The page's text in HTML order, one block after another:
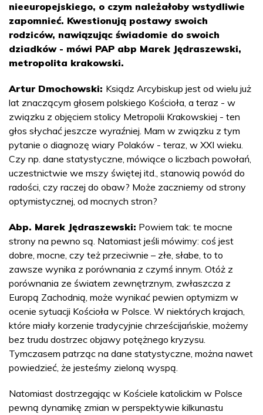
nieeuropejskiego, o czym należałoby wstydliwie
zapomnieć. Kwestionują postawy swoich
rodziców, nawiązując świadomie do swoich
dziadków - mówi PAP abp Marek Jędraszewski,
metropolita krakowski.
Artur Dmochowski: Ksiądz Arcybiskup jest od wielu już
lat znaczącym głosem polskiego Kościoła, a teraz - w
związku z objęciem stolicy Metropolii Krakowskiej - ten
głos słychać jeszcze wyraźniej. Mam w związku z tym
pytanie o diagnozę wiary Polaków - teraz, w XXI wieku.
Czy np. dane statystyczne, mówiące o liczbach powołań,
uczestnictwie we mszy świętej itd., stanowią powód do
radości, czy raczej do obaw? Może zaczniemy od strony
optymistycznej, od mocnych stron?
Abp. Marek Jędraszewski: Powiem tak: te mocne
strony na pewno są. Natomiast jeśli mówimy: coś jest
dobre, mocne, czy też przeciwnie – złe, słabe, to to
zawsze wynika z porównania z czymś innym. Otóż z
porównania ze światem zewnętrznym, zwłaszcza z
Europą Zachodnią, może wynikać pewien optymizm w
ocenie sytuacji Kościoła w Polsce. W niektórych krajach,
które miały korzenie tradycyjnie chrześcijańskie, możemy
bez trudu dostrzec objawy potężnego kryzysu.
Tymczasem patrząc na dane statystyczne, można nawet
powiedzieć, że jesteśmy zieloną wyspą.
Natomiast dostrzegając w Kościele katolickim w Polsce
pewną dynamikę zmian w perspektywie kilkunastu